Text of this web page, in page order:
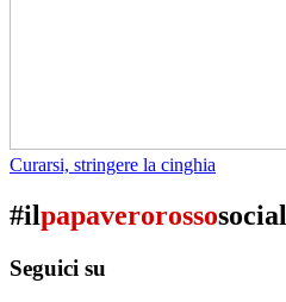
Curarsi, stringere la cinghia
#ilpapaverorossosocial
Seguici su